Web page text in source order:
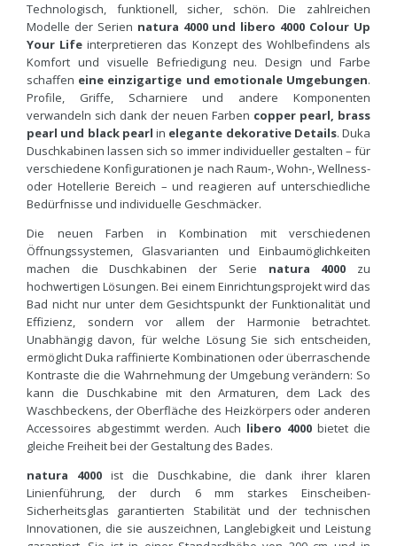
Technologisch, funktionell, sicher, schön. Die zahlreichen
Modelle der Serien natura 4000 und libero 4000 Colour Up
Your Life interpretieren das Konzept des Wohlbefindens als
Komfort und visuelle Befriedigung neu. Design und Farbe
schaffen eine einzigartige und emotionale Umgebungen.
Profile, Griffe, Scharniere und andere Komponenten
verwandeln sich dank der neuen Farben copper pearl, brass
pearl und black pearl in elegante dekorative Details. Duka
Duschkabinen lassen sich so immer individueller gestalten – für
verschiedene Konfigurationen je nach Raum-, Wohn-, Wellness-
oder Hotellerie Bereich – und reagieren auf unterschiedliche
Bedürfnisse und individuelle Geschmäcker.
Die neuen Farben in Kombination mit verschiedenen
Öffnungssystemen, Glasvarianten und Einbaumöglichkeiten
machen die Duschkabinen der Serie natura 4000 zu
hochwertigen Lösungen. Bei einem Einrichtungsprojekt wird das
Bad nicht nur unter dem Gesichtspunkt der Funktionalität und
Effizienz, sondern vor allem der Harmonie betrachtet.
Unabhängig davon, für welche Lösung Sie sich entscheiden,
ermöglicht Duka raffinierte Kombinationen oder überraschende
Kontraste die die Wahrnehmung der Umgebung verändern: So
kann die Duschkabine mit den Armaturen, dem Lack des
Waschbeckens, der Oberfläche des Heizkörpers oder anderen
Accessoires abgestimmt werden. Auch libero 4000 bietet die
gleiche Freiheit bei der Gestaltung des Bades.
natura 4000ist die Duschkabine, die dank ihrer klaren
Linienführung, der durch 6 mm starkes Einscheiben-
Sicherheitsglas garantierten Stabilität und der technischen
Innovationen, die sie auszeichnen, Langlebigkeit und Leistung